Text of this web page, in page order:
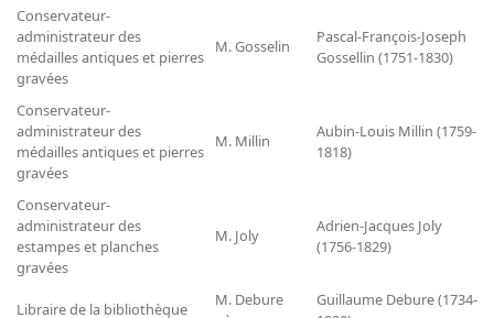
Ouvrages et documents sur la BnF numérisés dans Gallica
Revue de la Bibliothèque nationale de France
Directeurs de la Bibliothèque nationale du XIVe siècle à nos jours
Listes et biographies des directeurs de départements
Implantations de la Bibliothèque nationale de France
Le fil de l'histoire (frise chonologique)
La Bibliothèque nationale de France à livre ouvert
Richelieu, Bibliothèques - Musée - Galeries
Gallica - Son histoire
Conservateur-
administrateur des
médailles antiques et pierres
gravées
M. Gosselin
Pascal-François-Joseph
Gossellin (1751-1830)
Conservateur-
administrateur des
médailles antiques et pierres
gravées
M. Millin
Aubin-Louis Millin (1759-
1818)
Conservateur-
administrateur des
estampes et planches
gravées
M. Joly
Adrien-Jacques Joly
(1756-1829)
Libraire de la bibliothèque
M. Debure
Guillaume Debure (1734-